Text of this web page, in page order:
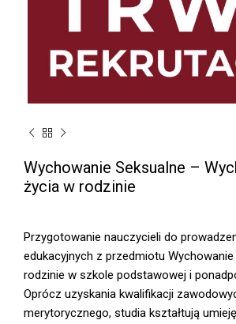
Wychowanie Seksualne –
życia w rodzinie
Przygotowanie nauczycieli do
edukacyjnych z przedmiotu
rodzinie w szkole podstawowej i
Oprócz uzyskania kwalifikacji
merytorycznego, studia kształtują